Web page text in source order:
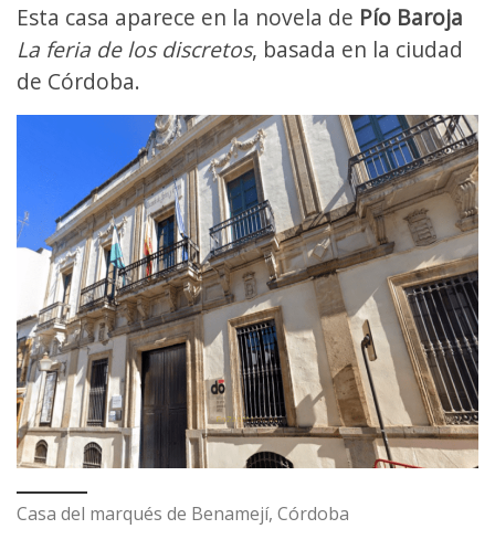
Esta casa aparece en la novela de Pío Baroja
La feria de los discretos, basada en la ciudad
de Córdoba.
Casa del marqués de Benamejí, Córdoba